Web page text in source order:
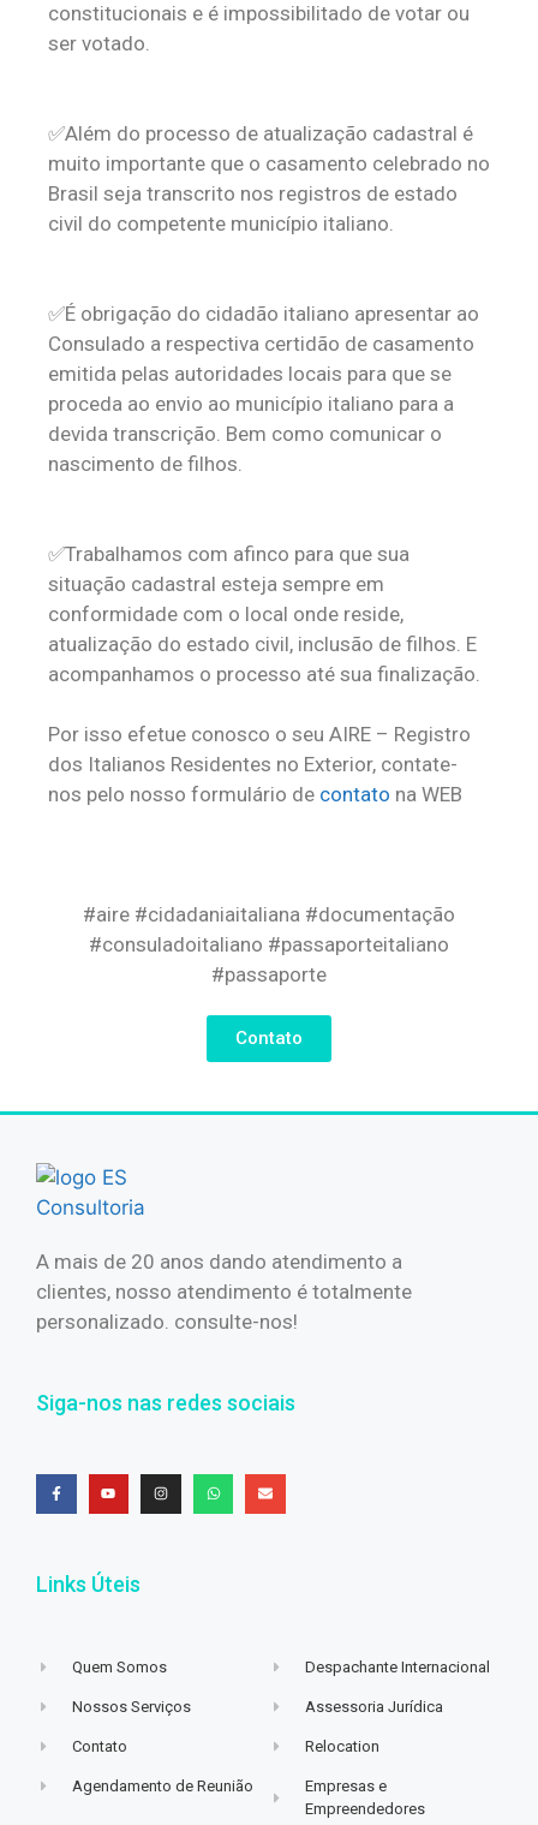
constitucionais e é impossibilitado de votar ou
ser votado.
✅Além do processo de atualização cadastral é
muito importante que o casamento celebrado no
Brasil seja transcrito nos registros de estado
civil do competente município italiano.
✅É obrigação do cidadão italiano apresentar ao
Consulado a respectiva certidão de casamento
emitida pelas autoridades locais para que se
proceda ao envio ao município italiano para a
devida transcrição. Bem como comunicar o
nascimento de filhos.
✅Trabalhamos com afinco para que sua
situação cadastral esteja sempre em
conformidade com o local onde reside,
atualização do estado civil, inclusão de filhos. E
acompanhamos o processo até sua finalização.
Por isso efetue conosco o seu AIRE – Registro
dos Italianos Residentes no Exterior, contate-
nos pelo nosso formulário de contato na WEB
#aire #cidadaniaitaliana #documentação
#consuladoitaliano #passaporteitaliano
#passaporte
Contato
A mais de 20 anos dando atendimento a
clientes, nosso atendimento é totalmente
personalizado. consulte-nos!
Siga-nos nas redes sociais
Links Úteis
Quem Somos
Nossos Serviços
Contato
Agendamento de Reunião
Despachante Internacional
Assessoria Jurídica
Relocation
Empresas e
Empreendedores